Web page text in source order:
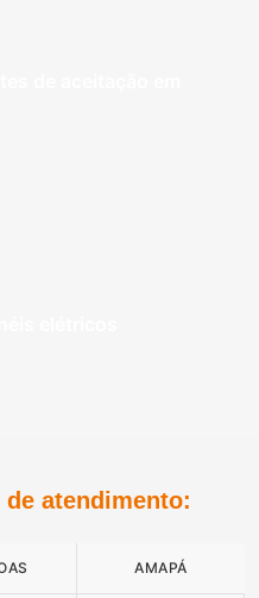
atendimento:
AMAPÁ